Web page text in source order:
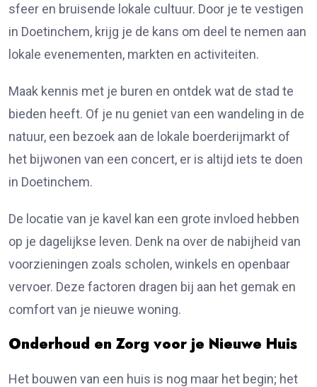
sfeer en bruisende lokale cultuur. Door je te vestigen
in Doetinchem, krijg je de kans om deel te nemen aan
lokale evenementen, markten en activiteiten.
Maak kennis met je buren en ontdek wat de stad te
bieden heeft. Of je nu geniet van een wandeling in de
natuur, een bezoek aan de lokale boerderijmarkt of
het bijwonen van een concert, er is altijd iets te doen
in Doetinchem.
De locatie van je kavel kan een grote invloed hebben
op je dagelijkse leven. Denk na over de nabijheid van
voorzieningen zoals scholen, winkels en openbaar
vervoer. Deze factoren dragen bij aan het gemak en
comfort van je nieuwe woning.
Onderhoud en Zorg voor je Nieuwe Huis
Het bouwen van een huis is nog maar het begin; het